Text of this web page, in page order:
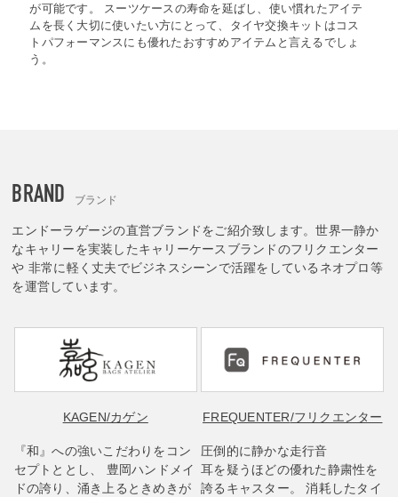
が可能です。 スーツケースの寿命を延ばし、使い慣れたアイテ
ムを長く大切に使いたい方にとって、タイヤ交換キットはコス
トパフォーマンスにも優れたおすすめアイテムと言えるでしょ
う。
BRAND ブランド
エンドーラゲージの直営ブランドをご紹介致します。世界一静か
なキャリーを実装したキャリーケースブランドのフリクエンター
や 非常に軽く丈夫でビジネスシーンで活躍をしているネオプロ等
を運営しています。
KAGEN/カゲン
『和』への強いこだわりをコン
セプトととし、 豊岡ハンドメイ
ドの誇り、涌き上るときめきが
FREQUENTER/フリクエンター
圧倒的に静かな走行音
耳を疑うほどの優れた静粛性を
誇るキャスター。 消耗したタイ